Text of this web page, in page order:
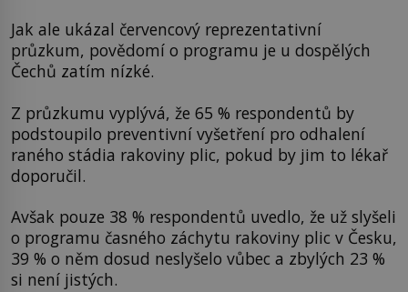
Jak ale ukázal červencový reprezentativní
průzkum, povědomí o programu je u dospělých
Čechů zatím nízké.
Z průzkumu vyplývá, že 65 % respondentů by
podstoupilo preventivní vyšetření pro odhalení
raného stádia rakoviny plic, pokud by jim to lékař
doporučil.
Avšak pouze 38 % respondentů uvedlo, že už slyšeli
o programu časného záchytu rakoviny plic v Česku,
39 % o něm dosud neslyšelo vůbec a zbylých 23 %
si není jistých.